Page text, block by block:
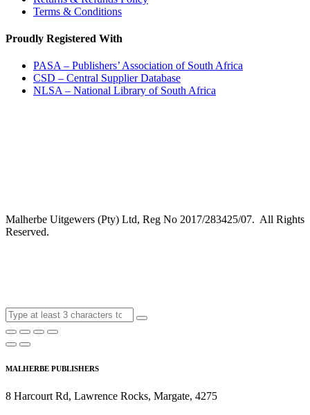
Terms & Conditions
Proudly Registered With
PASA – Publishers’ Association of South Africa
CSD – Central Supplier Database
NLSA – National Library of South Africa
Malherbe Uitgewers (Pty) Ltd, Reg No 2017/283425/07. All Rights
Reserved.
MALHERBE PUBLISHERS
8 Harcourt Rd, Lawrence Rocks, Margate, 4275